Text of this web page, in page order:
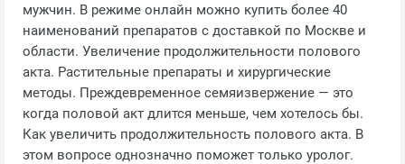
мужчин. В режиме онлайн можно купить более 40
наименований препаратов с доставкой по Москве и
области. Увеличение продолжительности полового
акта. Растительные препараты и хирургические
методы. Преждевременное семяизвержение — это
когда половой акт длится меньше, чем хотелось бы.
Как увеличить продолжительность полового акта. В
этом вопросе однозначно поможет только уролог.